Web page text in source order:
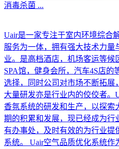
消毒杀菌 ...
Uair是一家专注于室内环境综合
服务为一体，拥有强大技术力
业。是高档酒店，机场客运等候
SPA馆，健身会所，汽车4S店
选择，同时公司对市场不断拓展
大量研发亦是行业内的佼佼者。
香氛系统的研发和生产，以探
期的积累和发展，现已经成为行
有办事处，及时有效的为行业提
系统。 Uair空气品质优化系统